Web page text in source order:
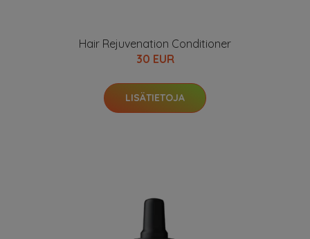
Hair Rejuvenation Conditioner
30 EUR
LISÄTIETOJA